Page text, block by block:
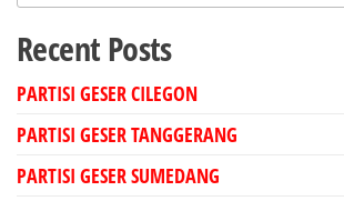
Recent Posts
PARTISI GESER CILEGON
PARTISI GESER TANGGERANG
PARTISI GESER SUMEDANG